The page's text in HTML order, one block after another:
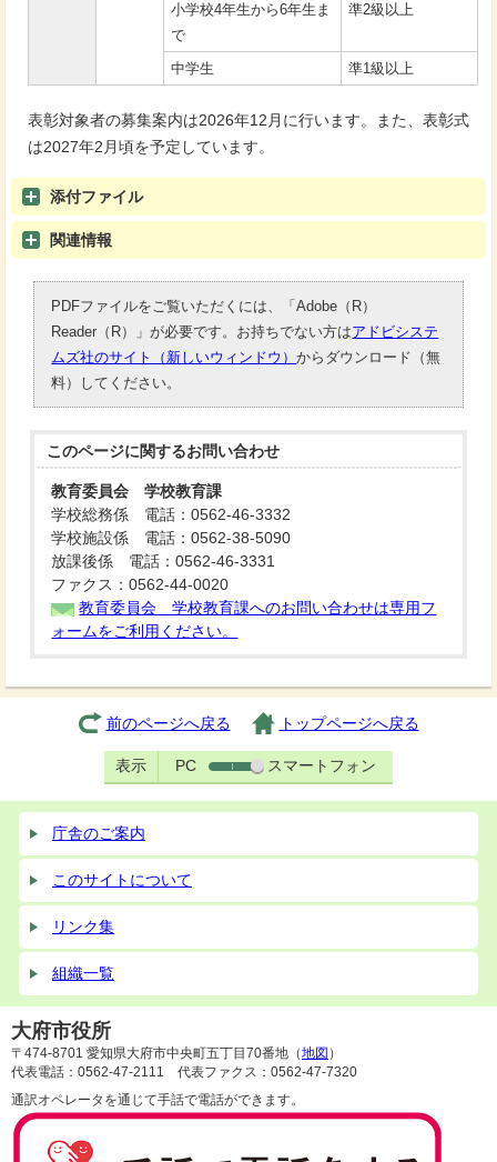
小学校4年生から6年生ま
で
準2級以上
中学生 準1級以上
表彰対象者の募集案内は2026年12月に行います。また、表彰式
は2027年2月頃を予定しています。
添付ファイル
関連情報
PDFファイルをご覧いただくには、「Adobe（R）
Reader（R）」が必要です。お持ちでない方はアドビシステ
ムズ社のサイト（新しいウィンドウ）からダウンロード（無
料）してください。
このページに関するお問い合わせ
教育委員会 学校教育課
学校総務係 電話：0562-46-3332
学校施設係 電話：0562-38-5090
放課後係 電話：0562-46-3331
ファクス：0562-44-0020
教育委員会 学校教育課へのお問い合わせは専用フ
ォームをご利用ください。
前のページへ戻る トップページへ戻る
表示 PC スマートフォン
庁舎のご案内
このサイトについて
リンク集
組織一覧
大府市役所
〒474-8701 愛知県大府市中央町五丁目70番地（地図 ）
代表電話：0562-47-2111 代表ファクス：0562-47-7320
通訳オペレータを通じて手話で電話ができます。